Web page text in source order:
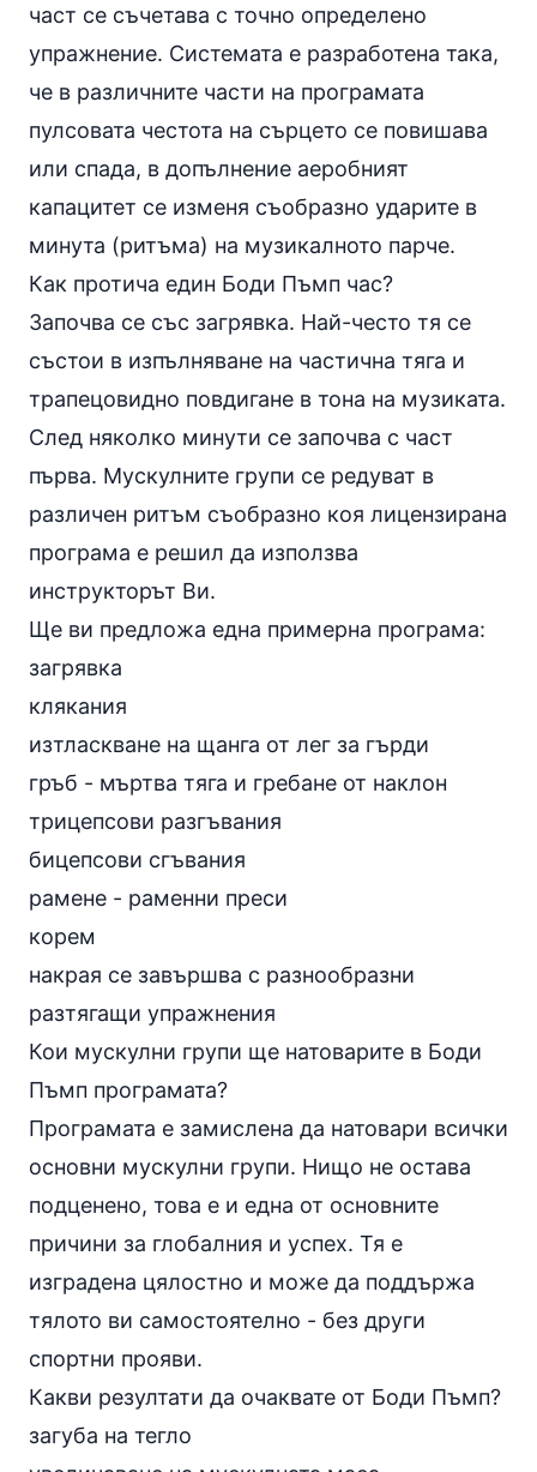
част се съчетава с точно определено
упражнение. Системата е разработена така,
че в различните части на програмата
пулсовата честота на сърцето се повишава
или спада, в допълнение аеробният
капацитет се изменя съобразно ударите в
минута (ритъма) на музикалното парче.
Как протича един Боди Пъмп час?
Започва се със загрявка. Най-често тя се
състои в изпълняване на частична тяга и
трапецовидно повдигане в тона на музиката.
След няколко минути се започва с част
първа. Мускулните групи се редуват в
различен ритъм съобразно коя лицензирана
програма е решил да използва
инструкторът Ви.
Ще ви предложа една примерна програма:
загрявка
клякания
изтласкване на щанга от лег за гърди
гръб - мъртва тяга и гребане от наклон
трицепсови разгъвания
бицепсови сгъвания
рамене - раменни преси
корем
накрая се завършва с разнообразни
разтягащи упражнения
Кои мускулни групи ще натоварите в Боди
Пъмп програмата?
Програмата е замислена да натовари всички
основни мускулни групи. Нищо не остава
подценено, това е и една от основните
причини за глобалния и успех. Тя е
изградена цялостно и може да поддържа
тялото ви самостоятелно - без други
спортни прояви.
Какви резултати да очаквате от Боди Пъмп?
загуба на тегло